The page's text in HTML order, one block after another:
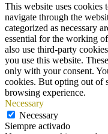
This website uses
navigate through the
categorized as necessary
essential for the working
also use third-party
you use this website.
only with your consent.
cookies. But opting out of
browsing experience.
Necessary
Necessary
Siempre activado